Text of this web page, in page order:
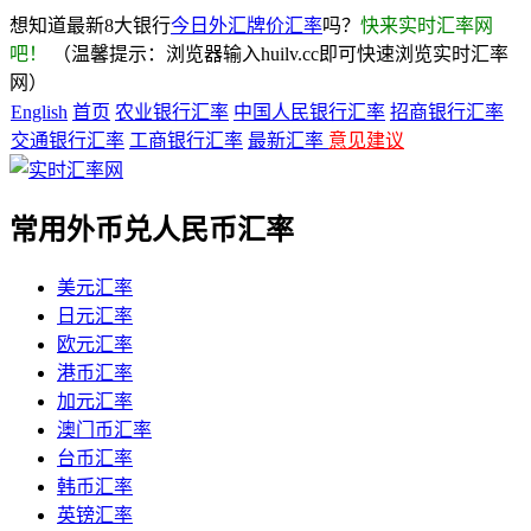
想知道最新8大银行今日外汇牌价汇率吗？ 快来实时汇率网
吧！
（温馨提示：浏览器输入huilv.cc即可快速浏览实时汇率
网）
English 首页 农业银行汇率 中国人民银行汇率 招商银行汇率
交通银行汇率 工商银行汇率 最新汇率 意见建议
常用外币兑人民币汇率
美元汇率
日元汇率
欧元汇率
港币汇率
加元汇率
澳门币汇率
台币汇率
韩币汇率
英镑汇率